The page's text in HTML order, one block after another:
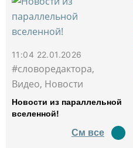
11:04 22.01.2026
#словоредактора,
Видео, Новости
Новости из параллельной
вселенной!
См все